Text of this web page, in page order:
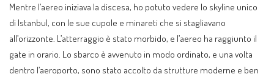
Mentre l’aereo iniziava la discesa, ho potuto vedere lo skyline unico
di Istanbul, con le sue cupole e minareti che si stagliavano
all’orizzonte. L’atterraggio è stato morbido, e l’aereo ha raggiunto il
gate in orario. Lo sbarco è avvenuto in modo ordinato, e una volta
dentro l’aeroporto, sono stato accolto da strutture moderne e ben